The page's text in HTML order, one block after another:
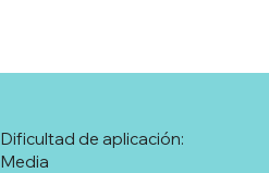
Media
Dificultad de aplicación: